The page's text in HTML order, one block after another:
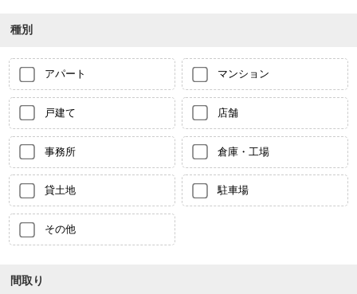
種別
アパート マンション
戸建て 店舗
事務所 倉庫・工場
貸土地 駐車場
その他
間取り